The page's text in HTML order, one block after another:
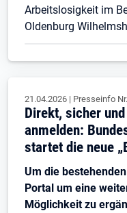
Arbeitslosigkeit im
Oldenburg
21.04.2026 | Presseinfo Nr.
Direkt, sicher
anmelden:
startet die neue
Um die
Portal um eine
Möglichkeit zu